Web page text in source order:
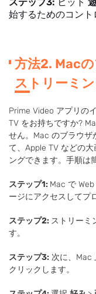
始するためのコント
方法2. Mac
ストリーミ
Prime Video アプリの
TV をお持ちですか?
せん。Mac のブラウザ
て、Apple TV などの
ングできます。手順は
ステップ1: Mac で
ージにアクセスしてプ
ステップ2: ストリーミ
す。
ステップ3: 次に、Mac
クリックします。